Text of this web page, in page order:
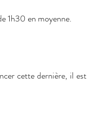
1h30 en moyenne.
cette dernière, il est